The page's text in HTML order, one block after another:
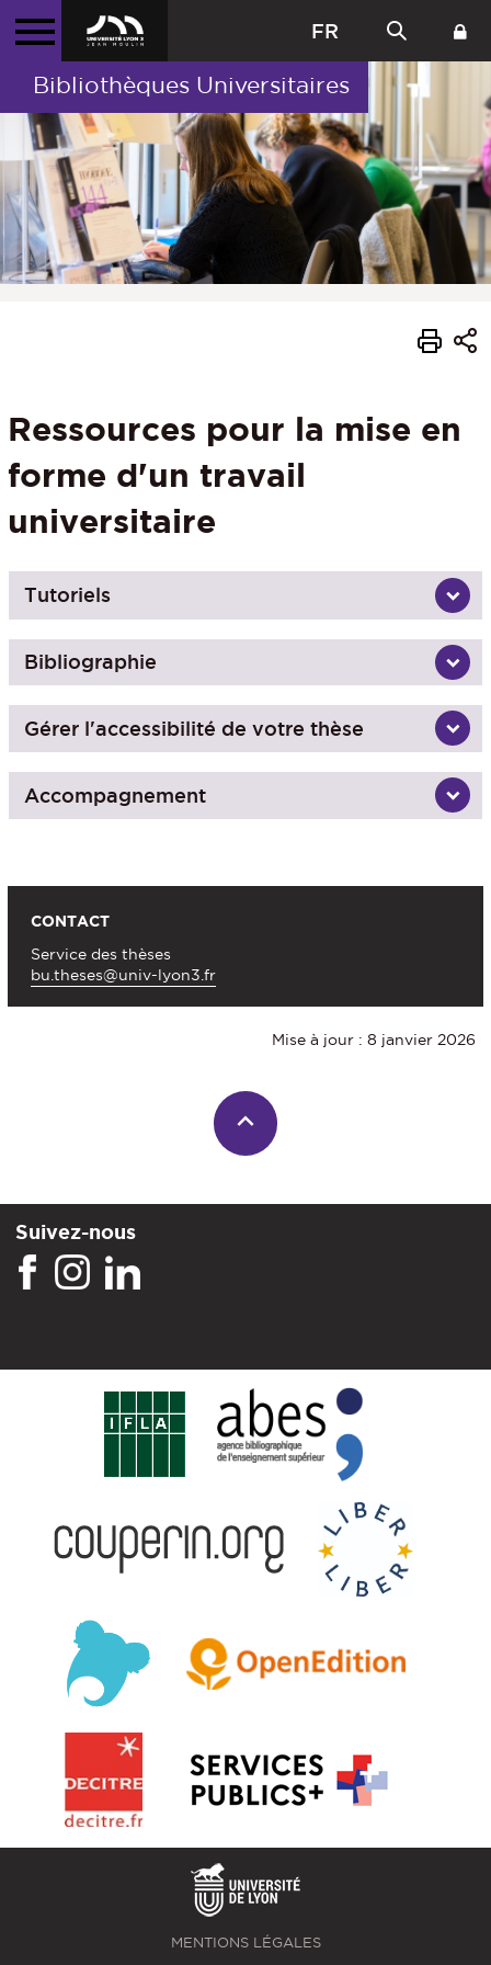
FR
Bibliothèques Universitaires
Ressources pour la mise en
forme d'un travail
universitaire
Tutoriels
Bibliographie
Gérer l'accessibilité de votre thèse
Accompagnement
CONTACT
Service des thèses
bu.theses@univ-lyon3.fr
Mise à jour : 8 janvier 2026
Suivez-nous
MENTIONS LÉGALES